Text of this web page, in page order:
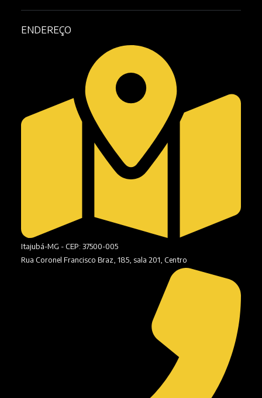
ENDEREÇO
Itajubá-MG - CEP: 37500-005
Rua Coronel Francisco Braz, 185, sala 201, Centro